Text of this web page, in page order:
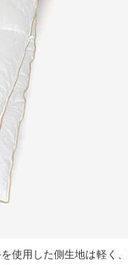
使用した側生地は軽く、